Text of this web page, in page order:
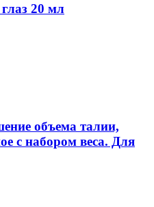
20 мл
объема талии,
с набором веса. Для